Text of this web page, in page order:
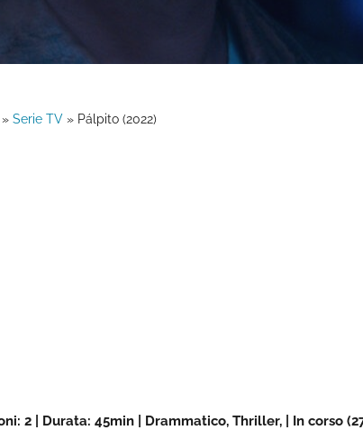
Serie TV» Pálpito (2022)
2 | Durata: 45min | Drammatico, Thriller, | In corso